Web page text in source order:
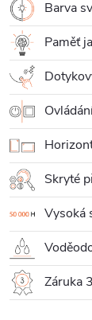
Barva
Paměť
Skryté
Vysoká
Záruka